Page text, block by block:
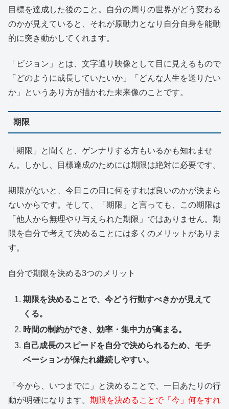
目標を達成した後のこと。自分の周りの世界がどう変わる
のかが見えていると、それが原動力となり自分自身を能動
的に突き動かしてくれます。
「ビジョン」とは、文字通り映像として目に見えるもので
「どのように成長していたいか」「どんな人生を送りたい
か」というあり方が描かれた未来像のことです。
期限
「期限」と聞くと、ゲンナリする方もいるかも知れませ
ん。しかし、目標達成のためには期限は絶対に必要です。
期限がないと、今日この日に何をすれば良いのかが決まら
ないからです。そして、「期限」と言っても、この期限は
「他人から無理やり与えられた期限」ではありません。期
限を自分で考えて決めることには多くのメリットがありま
す。
自分で期限を決める3つのメリット
期限を決めることで、今どう行動すべきかが見えて
くる。
時間の制約ができ、効率・集中力が高まる。
自己成長のスピードを自分で決められるため、モチ
ベーションが保たれ継続しやすい。
「今から、いつまでに」と決めることで、一日あたりの行
動が明確になります。 期限を決めることで「今」何をすれ